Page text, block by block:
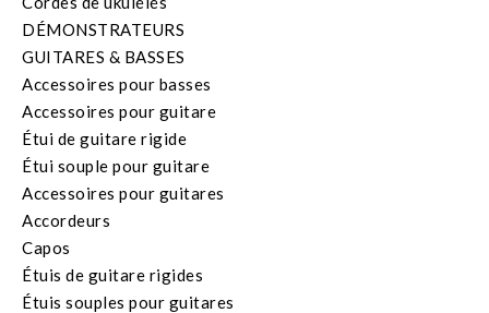
DÉMONSTRATEURS
GUITARES & BASSES
Accessoires pour basses
Accessoires pour guitare
Étui de guitare rigide
Étui souple pour guitare
Accessoires pour guitares
Accordeurs
Capos
Étuis de guitare rigides
Étuis souples pour guitares